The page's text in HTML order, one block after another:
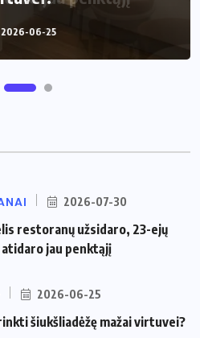
2026-06-25
2026-07-30
restoranų užsidaro, 23-ejų
jau penktąjį
2026-06-25
šiukšliadėžę mažai virtuvei?